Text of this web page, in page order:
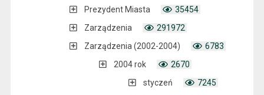
Prezydent Miasta
35454
Zarządzenia
291972
Zarządzenia (2002-2004)
6783
2004 rok
2670
styczeń
7245